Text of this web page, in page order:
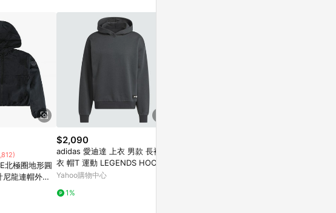
北極圈地形圓
龍連帽外套
$2,090
adidas 愛迪達 上衣 男款 長袖上
衣 帽T 運動 LEGENDS HOODY
黑 IL2313
Yahoo購物中心
1%